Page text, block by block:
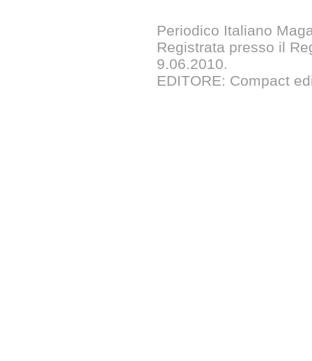
Periodico Italiano
Registrata presso il
9.06.2010.
EDITORE: Compact